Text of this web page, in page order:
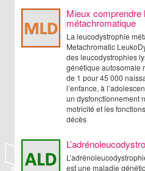
Mieux comprendre
métachromatique
La leucodystrophie
Metachromatic
des leucodystrophies
génétique autosomale
de 1 pour 45 000
l’enfance, à
un dysfonctionnement
motricité et les
décès
est une maladie